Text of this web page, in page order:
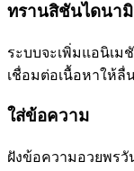
ทรานสิชันไดนา
ระบบจะเพิ่มแอนิเม
เชื่อมต่อเนื้อหาให้ลื่
ใส่ข้อความ
ฝังข้อความอวยพรวั